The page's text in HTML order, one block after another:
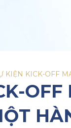
KIỆN KICK-OFF
OFF